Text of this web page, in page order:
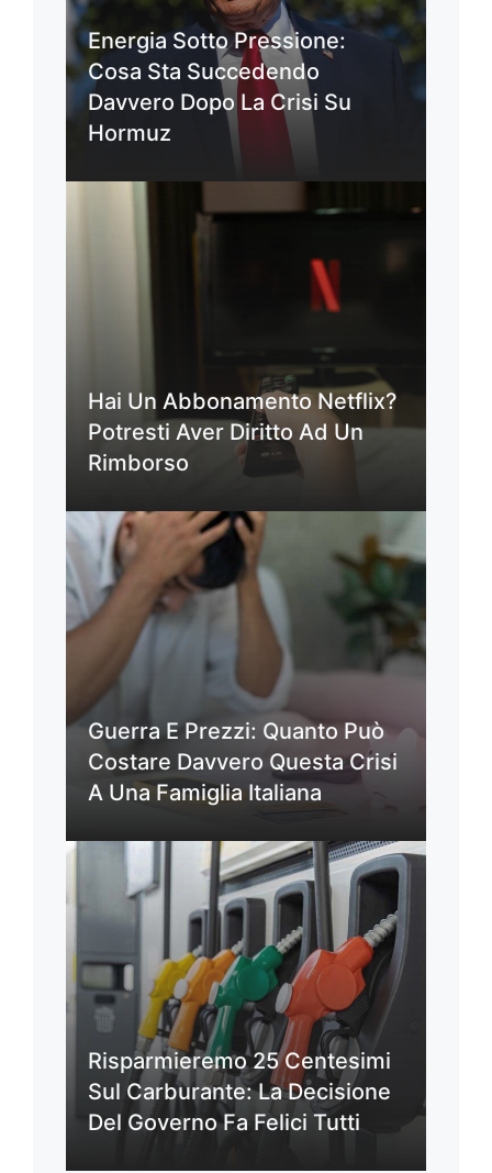
Energia Sotto Pressione:
Cosa Sta Succedendo
Davvero Dopo La Crisi Su
Hormuz
Hai Un Abbonamento Netflix?
Potresti Aver Diritto Ad Un
Rimborso
Guerra E Prezzi: Quanto Può
Costare Davvero Questa Crisi
A Una Famiglia Italiana
Risparmieremo 25 Centesimi
Sul Carburante: La Decisione
Del Governo Fa Felici Tutti